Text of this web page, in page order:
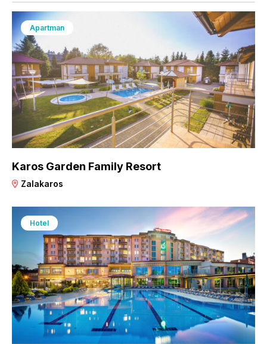
Apartman
Karos Garden Family Resort
Zalakaros
Hotel